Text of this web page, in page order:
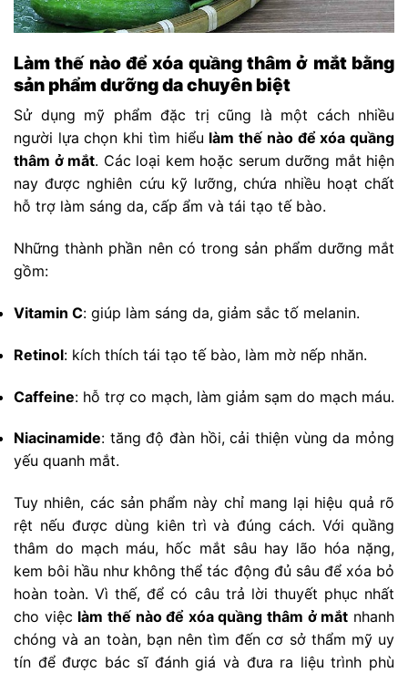
Làm thế nào để xóa quầng thâm ở mắt bằng
sản phẩm dưỡng da chuyên biệt
Sử dụng mỹ phẩm đặc trị cũng là một cách nhiều
người lựa chọn khi tìm hiểu làm thế nào để xóa quầng
thâm ở mắt. Các loại kem hoặc serum dưỡng mắt hiện
nay được nghiên cứu kỹ lưỡng, chứa nhiều hoạt chất
hỗ trợ làm sáng da, cấp ẩm và tái tạo tế bào.
Những thành phần nên có trong sản phẩm dưỡng mắt
gồm:
Vitamin C: giúp làm sáng da, giảm sắc tố melanin.
Retinol: kích thích tái tạo tế bào, làm mờ nếp nhăn.
Caffeine: hỗ trợ co mạch, làm giảm sạm do mạch máu.
Niacinamide: tăng độ đàn hồi, cải thiện vùng da mỏng
yếu quanh mắt.
Tuy nhiên, các sản phẩm này chỉ mang lại hiệu quả rõ
rệt nếu được dùng kiên trì và đúng cách. Với quầng
thâm do mạch máu, hốc mắt sâu hay lão hóa nặng,
kem bôi hầu như không thể tác động đủ sâu để xóa bỏ
hoàn toàn. Vì thế, để có câu trả lời thuyết phục nhất
cho việc làm thế nào để xóa quầng thâm ở mắt nhanh
chóng và an toàn, bạn nên tìm đến cơ sở thẩm mỹ uy
tín để được bác sĩ đánh giá và đưa ra liệu trình phù